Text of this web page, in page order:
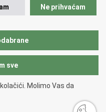
Ne prihvaćam
sve
Molimo Vas da